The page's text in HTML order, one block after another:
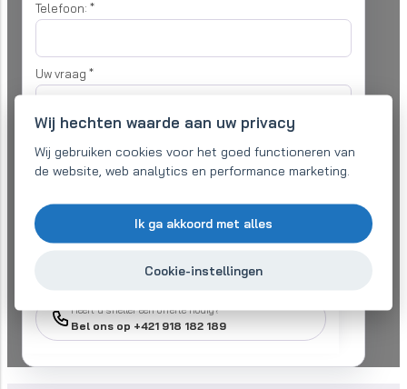
Telefoon: *
Uw vraag *
aanvraag te verwerken
Verstuur bericht
Heeft u sneller een offerte nodig?
Bel ons op +421 918 182 189
Wij hechten waarde aan uw privacy
Wij gebruiken cookies voor het goed functioneren van
de website, web analytics en performance marketing.
Ik ga akkoord met alles
Cookie-instellingen